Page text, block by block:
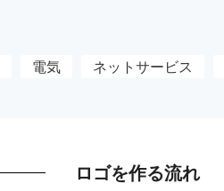
電気 ネットサービス
ロゴを作る流れ